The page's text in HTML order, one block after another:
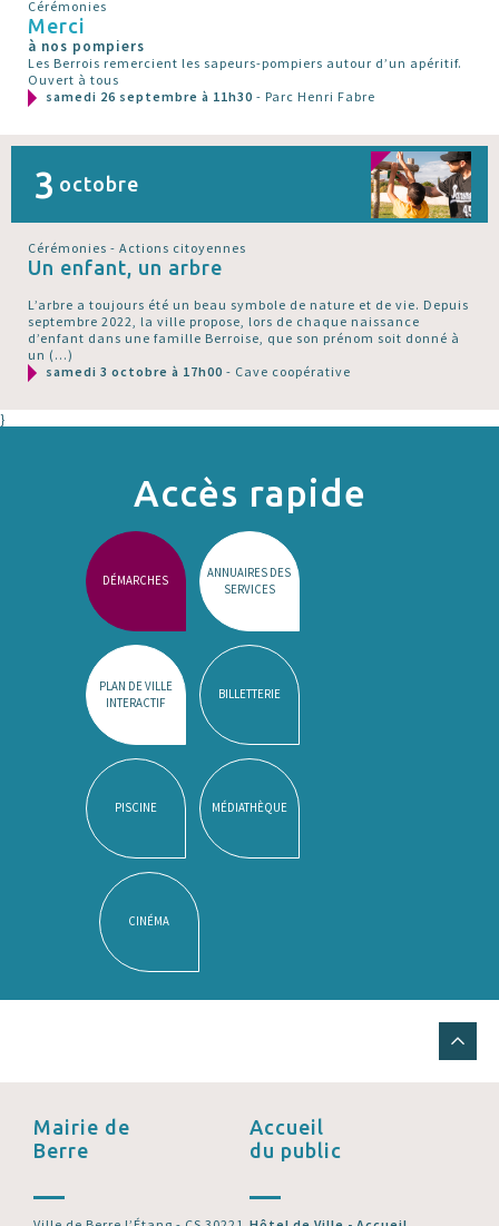
Cérémonies
Merci
à nos pompiers
Les Berrois remercient les sapeurs-pompiers autour d’un apéritif.
Ouvert à tous
samedi 26 septembre à 11h30 - Parc Henri Fabre
3 octobre
Cérémonies - Actions citoyennes
Un enfant, un arbre
L’arbre a toujours été un beau symbole de nature et de vie. Depuis
septembre 2022, la ville propose, lors de chaque naissance
d’enfant dans une famille Berroise, que son prénom soit donné à
un (…)
samedi 3 octobre à 17h00 - Cave coopérative
}
Accès rapide
DÉMARCHES
ANNUAIRES DES
SERVICES
PLAN DE VILLE
INTERACTIF
BILLETTERIE
PISCINE MÉDIATHÈQUE
CINÉMA
Mairie de
Berre
Accueil
du public